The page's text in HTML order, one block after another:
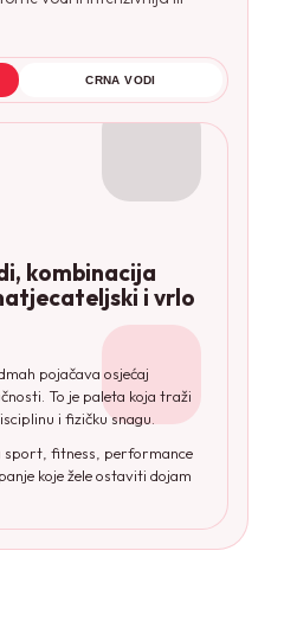
CRNA VODI
kombinacija
i vrlo
pojačava osjećaj
To je paleta koja traži
i fizičku snagu.
sport, fitness, performance
koje žele ostaviti dojam